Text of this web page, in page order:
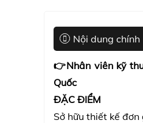
Nội dung chính
👉Nhân viên kỹ
Quốc
ĐẶC ĐIỂM
Sở hữu thiết kế